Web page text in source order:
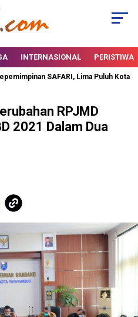
INTERNASIONAL PERISTIWA
SAFARI, Lima Puluh Kota
RPJMD
2021 Dalam Dua